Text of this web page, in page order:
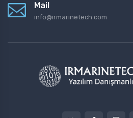
Mail
info@irmarinetech.com